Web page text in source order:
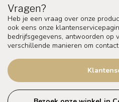
Vragen?
Heb je een vraag over onze
ook eens onze
bedrijfsgegevens, antwoorden op
verschillende manieren om